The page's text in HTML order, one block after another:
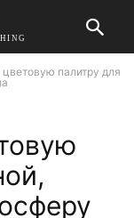
цветовую палитру для